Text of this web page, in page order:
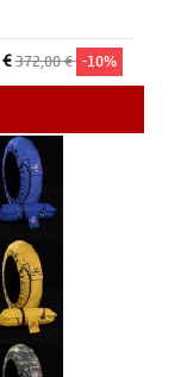
372,00 € -10%